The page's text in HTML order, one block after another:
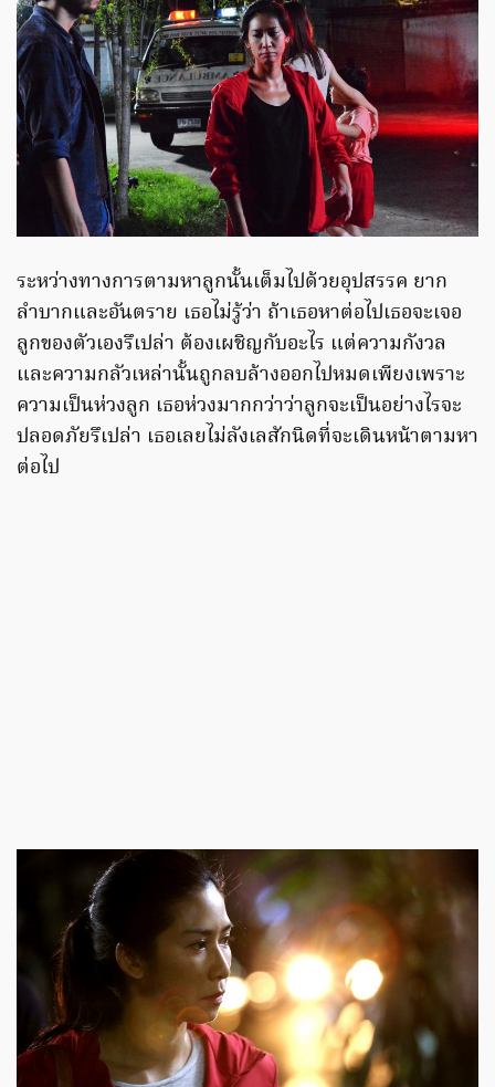
ระหว่างทางการตามหาลูกนั้นเต็มไปด้วยอุปสรรค ยาก
ลำบากและอันตราย เธอไม่รู้ว่า ถ้าเธอหาต่อไปเธอจะเจอ
ลูกของตัวเองรึเปล่า ต้องเผชิญกับอะไร แต่ความกังวล
และความกลัวเหล่านั้นถูกลบล้างออกไปหมดเพียงเพราะ
ความเป็นห่วงลูก เธอห่วงมากกว่าว่าลูกจะเป็นอย่างไรจะ
ปลอดภัยรึเปล่า เธอเลยไม่ลังเลสักนิดที่จะเดินหน้าตามหา
ต่อไป